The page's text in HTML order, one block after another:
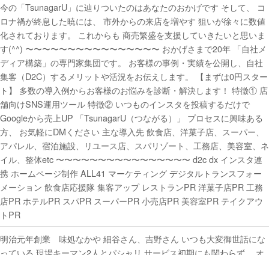
今の「TsunagarU」に辿りついたのはあなたのおかげです そして、 コ
ロナ禍が終息した暁には、 市外からの来店を増やす️ 狙いが徐々に数値
化されております。 これからも 商売繁盛を支援していきたいと思いま
す(^^) 〜〜〜〜〜〜〜〜〜〜〜〜〜〜〜〜 おかげさまで20年 「自社メ
ディア構築」の専門家集団です。 お客様の事例・実績を公開し、自社
集客（D2C）するメリットや活況をお伝えします。 【まずは0円スター
ト】 多数の導入例からお客様のお悩みを診断・解決します！ 特徴① 店
舗向けSNS運用ツール 特徴② いつものインスタを投稿するだけで
Googleから売上UP 「TsunagarU（つながる）」 プロセスに興味ある
方、 お気軽にDMください 主な導入先 飲食店、洋菓子店、スーパー、
アパレル、宿泊施設、リユース店、スパリゾート、工務店、美容室、ネ
イル、整体etc 〜〜〜〜〜〜〜〜〜〜〜〜〜〜〜〜 d2c dx インスタ連
携 ホームページ制作 ALL41 マーケティング デジタルトランスフォー
メーション 飲食店応援隊 集客アップ レストランPR 洋菓子店PR 工務
店PR ホテルPR スパPR スーパーPR 小売店PR 美容室PR テイクアウ
トPR
明治元年創業 味処なかや 細谷さん、吉野さん いつも大変御世話にな
っている 現場キーマン2人とパシャリ サービス初期にも関わらず、 オ